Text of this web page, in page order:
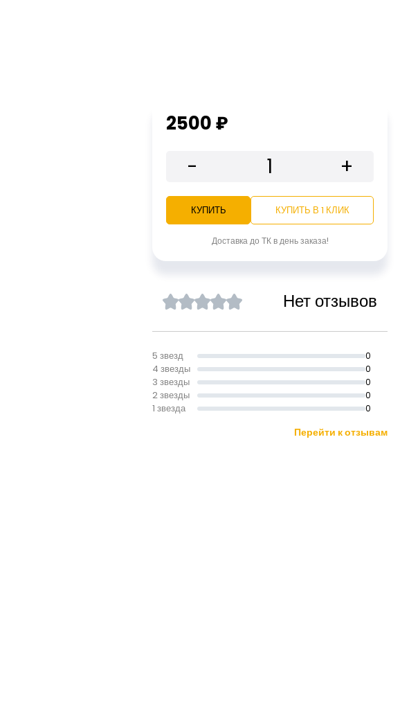
2500 ₽
- +
КУПИТЬ КУПИТЬ В 1 КЛИК
Доставка до ТК в день заказа!
Нет отзывов
5 звезд 0
4 звезды 0
3 звезды 0
2 звезды 0
1 звезда 0
Перейти к отзывам